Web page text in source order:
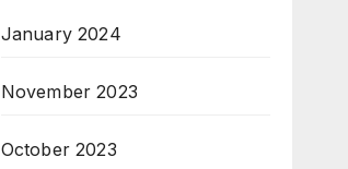
January 2024
November 2023
October 2023